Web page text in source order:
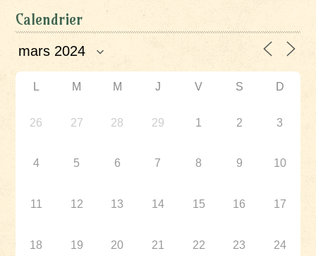
Calendrier
L M M J V S D
26 27 28 29 1 2 3
4 5 6 7 8 9 10
11 12 13 14 15 16 17
18 19 20 21 22 23 24